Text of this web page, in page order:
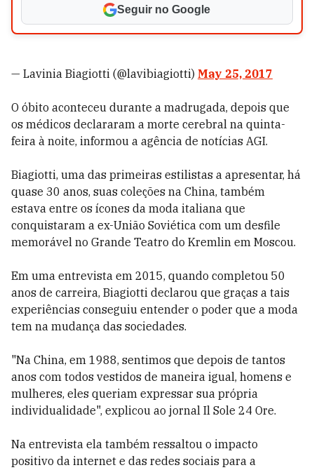
Seguir no Google
— Lavinia Biagiotti (@lavibiagiotti) May 25, 2017
O óbito aconteceu durante a madrugada, depois que
os médicos declararam a morte cerebral na quinta-
feira à noite, informou a agência de notícias AGI.
Biagiotti, uma das primeiras estilistas a apresentar, há
quase 30 anos, suas coleções na China, também
estava entre os ícones da moda italiana que
conquistaram a ex-União Soviética com um desfile
memorável no Grande Teatro do Kremlin em Moscou.
Em uma entrevista em 2015, quando completou 50
anos de carreira, Biagiotti declarou que graças a tais
experiências conseguiu entender o poder que a moda
tem na mudança das sociedades.
"Na China, em 1988, sentimos que depois de tantos
anos com todos vestidos de maneira igual, homens e
mulheres, eles queriam expressar sua própria
individualidade", explicou ao jornal Il Sole 24 Ore.
Na entrevista ela também ressaltou o impacto
positivo da internet e das redes sociais para a